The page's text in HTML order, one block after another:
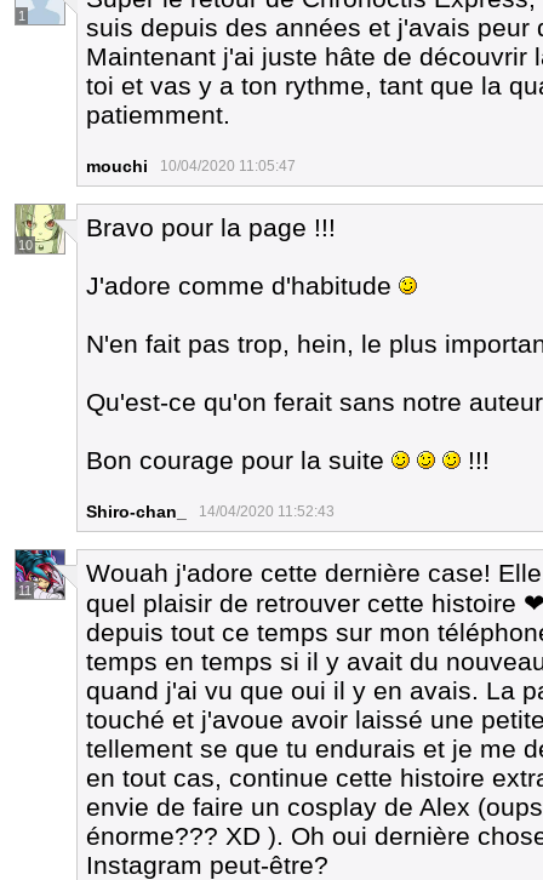
1
suis depuis des années et j'avais peur
Maintenant j'ai juste hâte de découvrir
toi et vas y a ton rythme, tant que la
patiemment.
mouchi 10/04/2020 11:05:47
10
Bravo pour la page !!!
J'adore comme d'habitude
N'en fait pas trop, hein, le plus
Qu'est-ce qu'on ferait sans notre
Bon courage pour la suite !!!
Shiro-chan_ 14/04/2020 11:52:43
11
Wouah j'adore cette dernière case!
quel plaisir de retrouver cette histoire
depuis tout ce temps sur mon
temps en temps si il y avait du
quand j'ai vu que oui il y en avais. La
touché et j'avoue avoir laissé une
tellement se que tu endurais et je me
en tout cas, continue cette histoire
envie de faire un cosplay de Alex
énorme??? XD ). Oh oui dernière
Instagram peut-être?